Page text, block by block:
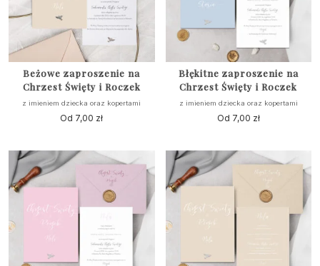
Beżowe zaproszenie na
Chrzest Święty i Roczek
z imieniem dziecka oraz kopertami
Od 7,00 zł
Błękitne zaproszenie na
Chrzest Święty i Roczek
z imieniem dziecka oraz kopertami
Od 7,00 zł